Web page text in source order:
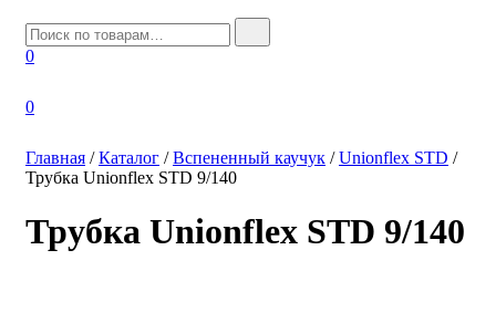
И
с
к
т
0
0
Главная /Каталог /Вспененный каучук /Unionflex STD /
Трубка Unionflex STD 9/140
Трубка Unionflex STD 9/140